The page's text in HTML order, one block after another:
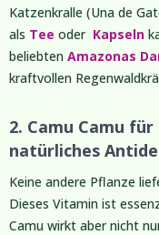
Katzenkralle (Una de
als Tee oder Kapseln
beliebten Amazonas
kraftvollen
2. Camu Camu
natürliches
Keine andere Pflanze
Dieses Vitamin ist
Camu wirkt aber nicht